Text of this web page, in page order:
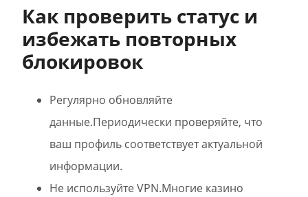
Как проверить статус и
избежать повторных
блокировок
Регулярно обновляйте
данные.Периодически проверяйте, что
ваш профиль соответствует актуальной
информации.
Не используйте VPN.Многие казино